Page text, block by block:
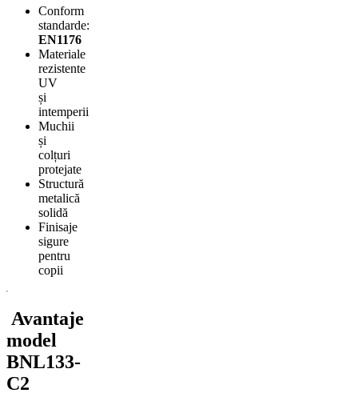
Conform
standarde:
EN1176
Materiale
rezistente
UV
și
intemperii
Muchii
și
colțuri
protejate
Structură
metalică
solidă
Finisaje
sigure
pentru
copii
Avantaje
model
BNL133-
C2